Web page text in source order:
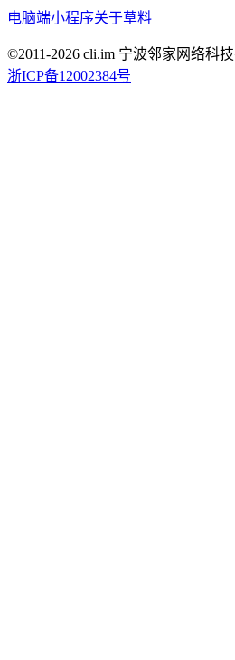
电脑端小程序关于草料
©2011-2026 cli.im 宁波邻家网络科
浙ICP备12002384号